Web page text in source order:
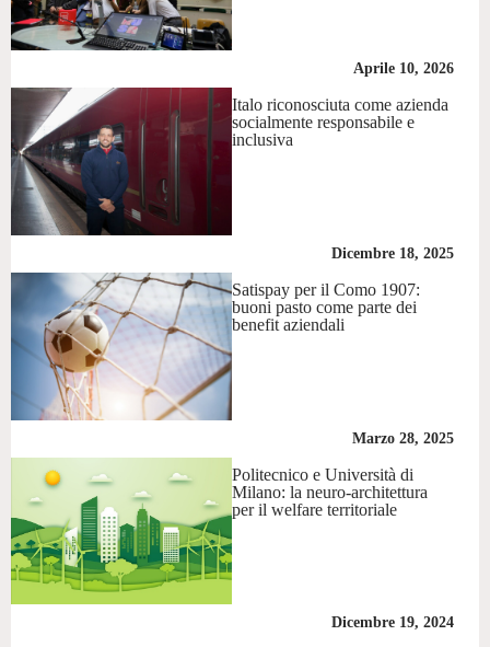
Aprile 10, 2026
Italo riconosciuta come azienda
socialmente responsabile e
inclusiva
Dicembre 18, 2025
Satispay per il Como 1907:
buoni pasto come parte dei
benefit aziendali
Marzo 28, 2025
Politecnico e Università di
Milano: la neuro-architettura
per il welfare territoriale
Dicembre 19, 2024